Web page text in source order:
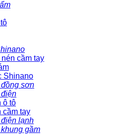
cầm tay
Shinano
sơn
ô tô
cầm tay
lạnh
gầm